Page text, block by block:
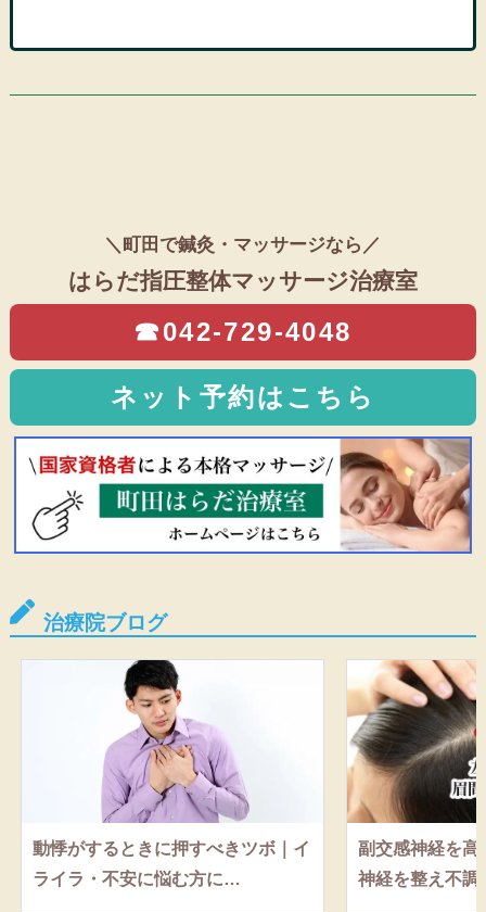
＼町田で鍼灸・マッサージなら／
はらだ指圧整体マッサージ治療室
☎042-729-4048
ネット予約はこちら
治療院ブログ
動悸がするときに押すべきツボ｜イ
ライラ・不安に悩む方に…
副交感神経を高
神経を整え不調